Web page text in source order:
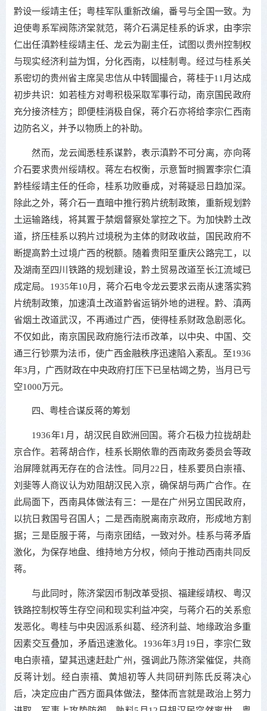
黔设一绥靖主任；粤桂军队重新改编，番号与全国一致。为
迫使粤系军阀陈济棠就范，蒋介石满足桂系的诉求，由李宗
仁出任滇黔桂绥靖主任、龙云为副主任，试图以贵州控制权
与现实经济利益为饵，分化西南，以桂制粤。经过与桂系关
系密切的贵州省主席吴忠信从中转圜撮合，蒋桂于11月达成
初步共识：如若桂方对粤积极采取军事行动，南京国民政府
充分接济桂方；即便桂消极自保，蒋介石亦将给李宗仁西南
边防名义，并予以物质上的补助。
然而，龙云闻悉桂系谋黔，表示滇黔不可分离，亦向蒋
介石要求贵州绥靖权。蒋左右权衡，示意暂时搁置李宗仁滇
黔桂绥靖主任的任命，桂系功败垂成，对蒋疑忌日趋加深。
除此之外，蒋介石一直暗中推行鸦片统制政策，重新规划黔
土运输路线，将其置于禁烟督察处掌控之下。为加快黔土改
道，挤压桂系以鸦片过境税为主体的财政收益，国民政府不
断提高黔土过境广西的税额。随着贵阳至重庆公路完工，以
及湖南至四川铁路的规划建设，黔土贸易改道至长江流域已
成定局。1935年10月，蒋介石电令龙云要求云南从速落实鸦
片统制政策，加速滇土改道黔省运销外地的进程。黔、滇两
省烟土改道武汉，不再通过广西，使得桂系财政急剧恶化。
不仅如此，南京国民政府施行法币改革，以中央、中国、交
通三行钞票为法币，使广西金融秩序迅速陷入紊乱。至1936
年3月，广西财政在中央政府打压下已呈枯竭之势，当月已亏
空1000万元。
四、粤桂合谋反蒋的筹划
1936年1月，胡汉民自欧洲回国。蒋介石极力拉拢胡赴
京合作。若蒋胡合作，桂系长期依靠的西南政务委员会等政
治屏障就再无存在的合法性。同月22日，桂系要员白崇禧、
刘斐等人商议认为劝阻胡汉民入京，确保胡与两广合作。在
此局面下，西南具体做法有三：一是在广州另立国民政府，
以抗日救国号召国人；二是西南脱离南京政府，形成地方割
据；三是臣服于蒋，与南京团结，一致对外。桂系与蒋矛盾
激化，为保存地盘、维持地方分权，倾向于推动西南共同反
蒋。
与此同时，陈济棠因币制改革受损、福建绥靖权、粤汉
铁路控制权等生存空间和现实利益冲突，与蒋介石的关系愈
发恶化。粤桂与中央因派系纠葛、经济利益、地缘政治多重
因素交互叠加，矛盾迅速激化。1936年3月19日，李宗仁致
电白崇禧，望其迅速赶赴广州，强调此乃陈济棠催促，共商
反蒋计划。经白崇禧、黄旭初等人共同研判陈氏反蒋决心
后，决定应由广西方面具体做法，整体而言就是政治上努力